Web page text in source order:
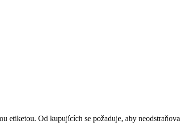
etiketou. Od kupujících se požaduje, aby